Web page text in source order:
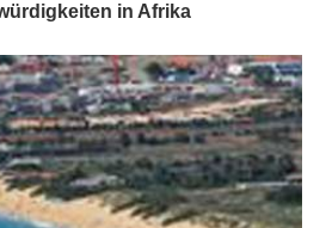
in Afrika